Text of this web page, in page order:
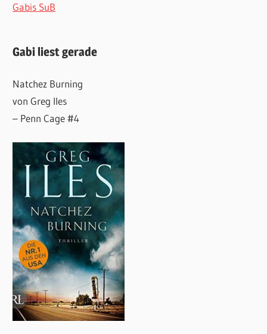
Gabis SuB
Gabi liest gerade
Natchez Burning
von Greg Iles
– Penn Cage #4